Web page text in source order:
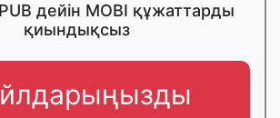
дейін MOBI құжаттарды
қиындықсыз